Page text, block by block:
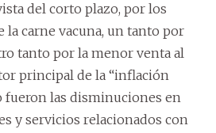
del corto plazo, por los
la carne vacuna, un tanto por
tanto por la menor venta al
principal de la “inflación
fueron las disminuciones en
y servicios relacionados con